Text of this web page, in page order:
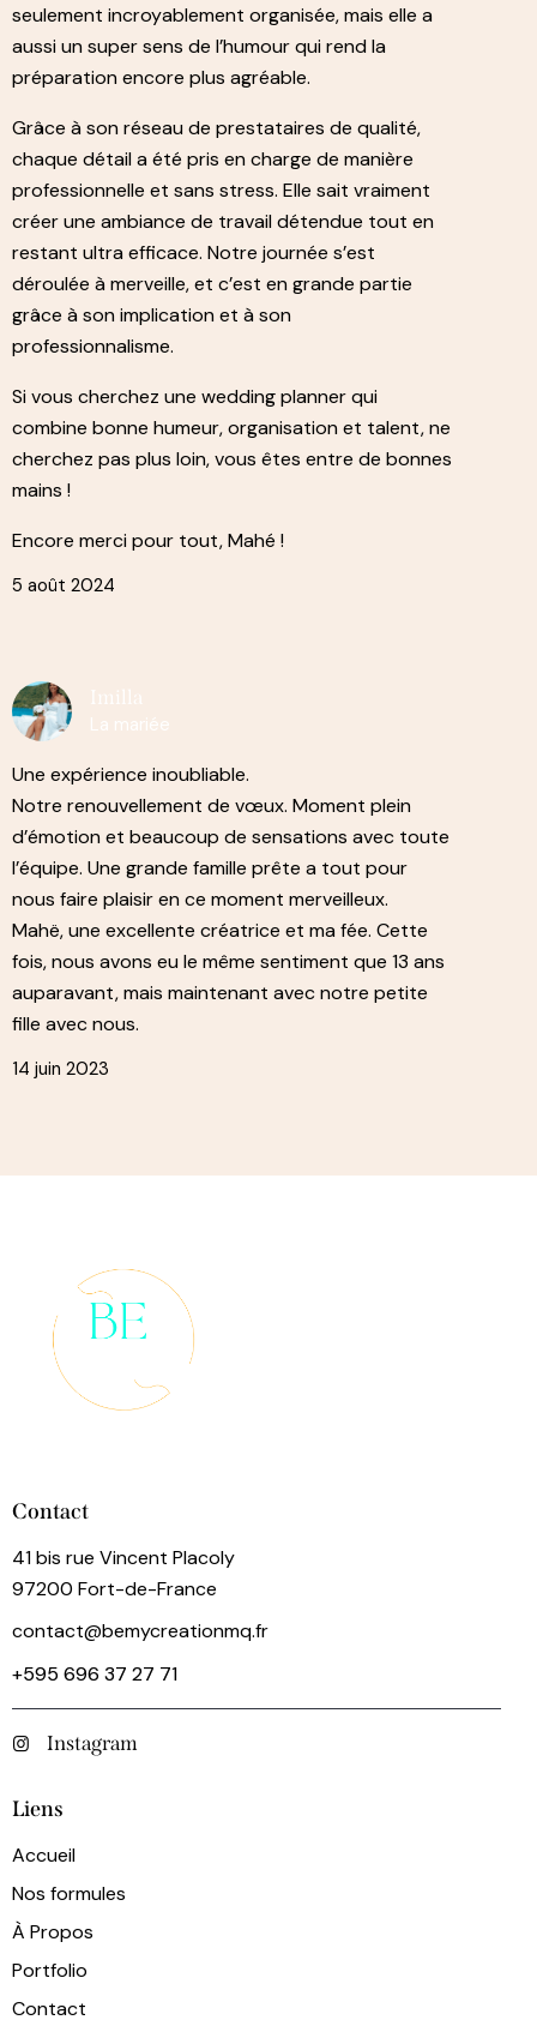
seulement incroyablement organisée, mais elle a
aussi un super sens de l’humour qui rend la
préparation encore plus agréable.
Grâce à son réseau de prestataires de qualité,
chaque détail a été pris en charge de manière
professionnelle et sans stress. Elle sait vraiment
créer une ambiance de travail détendue tout en
restant ultra efficace. Notre journée s’est
déroulée à merveille, et c’est en grande partie
grâce à son implication et à son
professionnalisme.
Si vous cherchez une wedding planner qui
combine bonne humeur, organisation et talent, ne
cherchez pas plus loin, vous êtes entre de bonnes
mains !
Encore merci pour tout, Mahé !
5 août 2024
Imilla
La mariée
Une expérience inoubliable.
Notre renouvellement de vœux. Moment plein
d’émotion et beaucoup de sensations avec toute
l’équipe. Une grande famille prête a tout pour
nous faire plaisir en ce moment merveilleux.
Mahë, une excellente créatrice et ma fée. Cette
fois, nous avons eu le même sentiment que 13 ans
auparavant, mais maintenant avec notre petite
fille avec nous.
14 juin 2023
Contact
41 bis rue Vincent Placoly
97200 Fort-de-France
contact@bemycreationmq.fr
+595 696 37 27 71
Instagram
Liens
Accueil
Nos formules
À Propos
Portfolio
Contact